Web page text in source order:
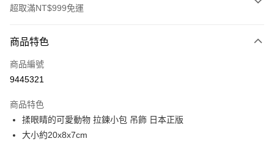
超取滿NT$999免運
信用卡一次付款
信用卡分期付款
合作金庫商業銀行
華南商業銀行
彰化商業銀行
上海商業儲蓄銀行
超商取貨付款
LINE Pay
商品特色
商品編號
9445321
商品特色
揉眼睛的可愛動物 拉鍊小包 吊飾 日本正版
大小約20x8x7cm